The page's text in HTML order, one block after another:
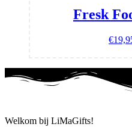
Fresk
€
Welkom bij LiMaGifts!